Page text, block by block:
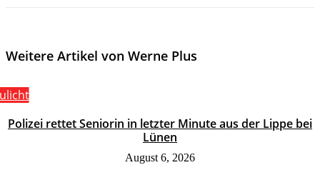
Weitere Artikel von Werne Plus
Polizei rettet Seniorin in letzter Minute aus der Lippe bei
Lünen
August 6, 2026